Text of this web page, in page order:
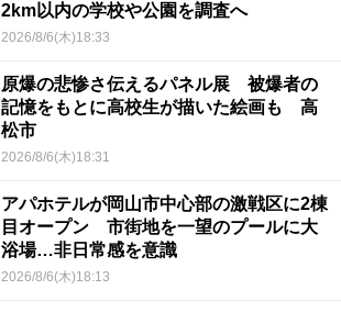
2km以内の学校や公園を調査へ
2026/8/6(木)18:33
原爆の悲惨さ伝えるパネル展 被爆者の
記憶をもとに高校生が描いた絵画も 高
松市
2026/8/6(木)18:31
アパホテルが岡山市中心部の激戦区に2棟
目オープン 市街地を一望のプールに大
浴場…非日常感を意識
2026/8/6(木)18:13